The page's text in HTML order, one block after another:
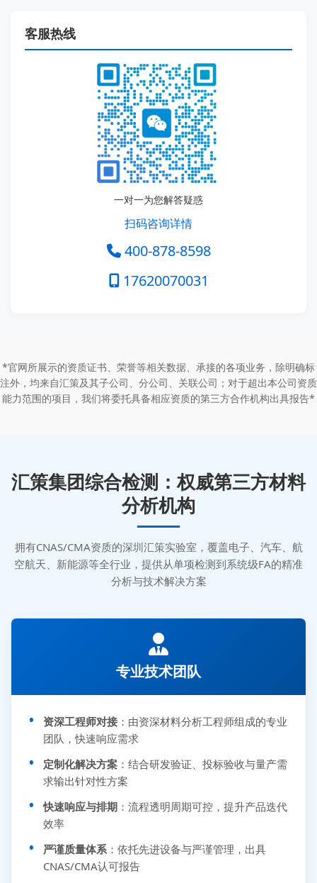
客服热线
一对一为您解答疑惑
扫码咨询详情
400-878-8598
17620070031
*官网所展示的资质证书、荣誉等相关数据、承接的各项业务，除明确标
注外，均来自汇策及其子公司、分公司、关联公司；对于超出本公司资质
能力范围的项目，我们将委托具备相应资质的第三方合作机构出具报告*
汇策集团综合检测：权威第三方材料
分析机构
拥有CNAS/CMA资质的深圳汇策实验室，覆盖电子、汽车、航
空航天、新能源等全行业，提供从单项检测到系统级FA的精准
分析与技术解决方案
专业技术团队
资深工程师对接 ：由资深材料分析工程师组成的专业
团队，快速响应需求
定制化解决方案 ：结合研发验证、投标验收与量产需
求输出针对性方案
快速响应与排期 ：流程透明周期可控，提升产品迭代
效率
严谨质量体系：依托先进设备与严谨管理，出具
CNAS/CMA认可报告